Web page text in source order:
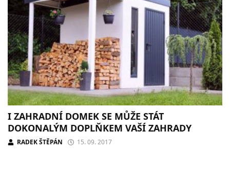
I ZAHRADNÍ DOMEK SE MŮŽE STÁT
DOKONALÝM DOPLŇKEM VAŠÍ ZAHRADY
RADEK ŠTĚPÁN 15. 09. 2017